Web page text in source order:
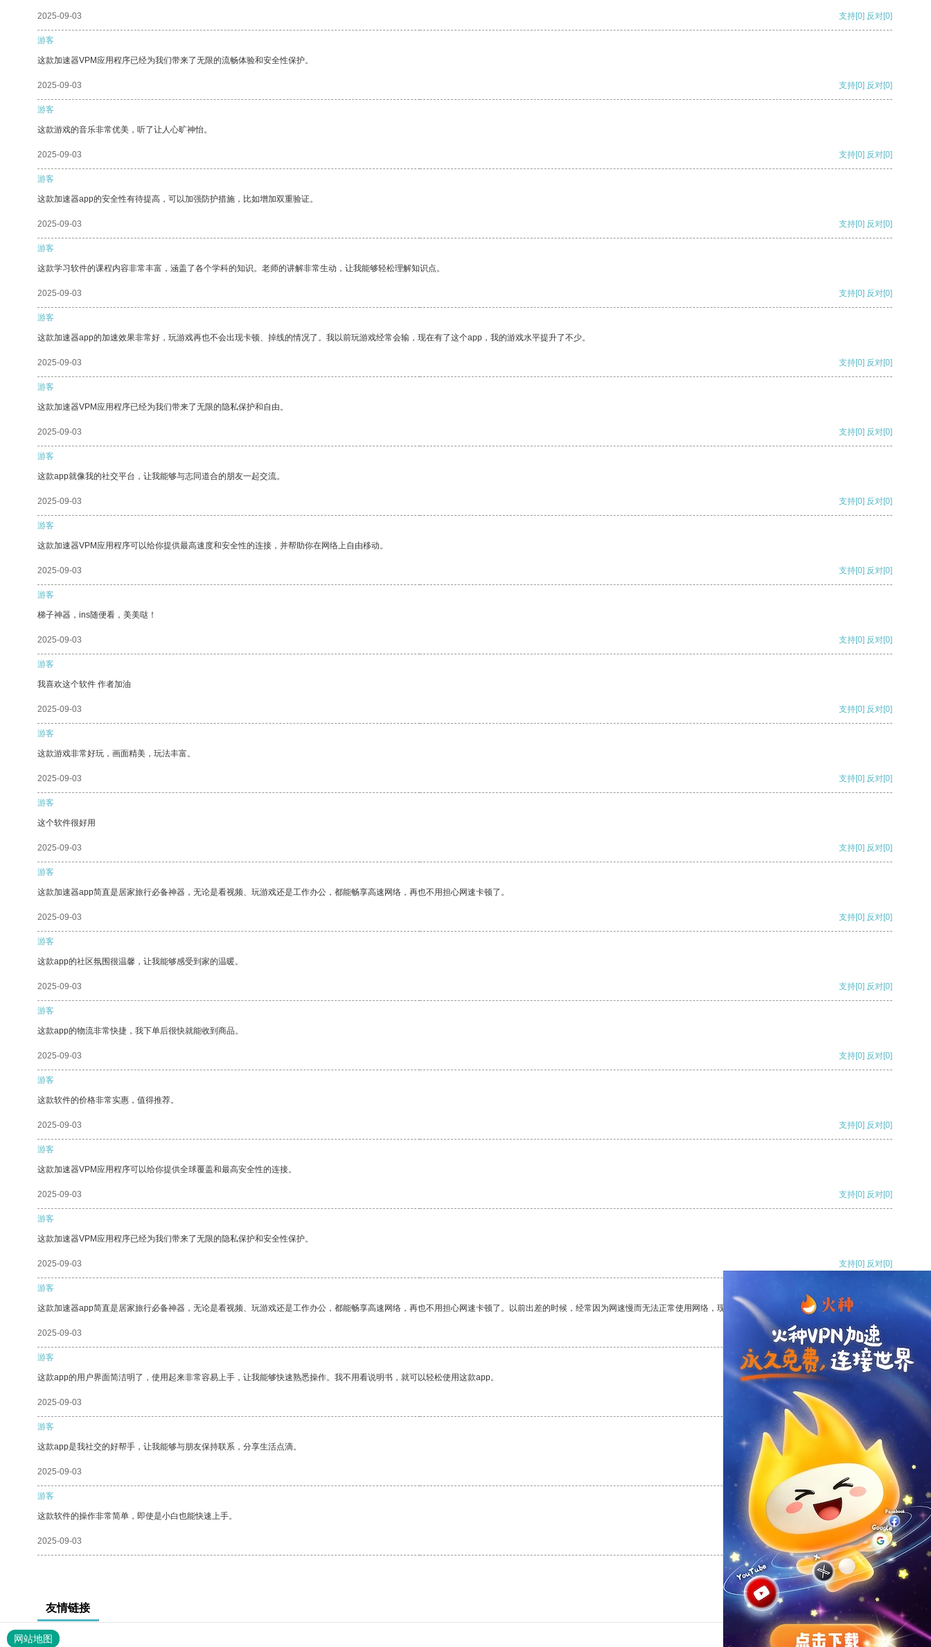
2025-09-03 支持[0] 反对[0]
游客
这款加速器VPM应用程序已经为我们带来了无限的流畅体验和安全性保护。
2025-09-03 支持[0] 反对[0]
游客
这款游戏的音乐非常优美，听了让人心旷神怡。
2025-09-03 支持[0] 反对[0]
游客
这款加速器app的安全性有待提高，可以加强防护措施，比如增加双重验证。
2025-09-03 支持[0] 反对[0]
游客
这款学习软件的课程内容非常丰富，涵盖了各个学科的知识。老师的讲解非常生动，让我能够轻松理解知识点。
2025-09-03 支持[0] 反对[0]
游客
这款加速器app的加速效果非常好，玩游戏再也不会出现卡顿、掉线的情况了。我以前玩游戏经常会输，现在有了这个app，我的游戏水平提升了不少。
2025-09-03 支持[0] 反对[0]
游客
这款加速器VPM应用程序已经为我们带来了无限的隐私保护和自由。
2025-09-03 支持[0] 反对[0]
游客
这款app就像我的社交平台，让我能够与志同道合的朋友一起交流。
2025-09-03 支持[0] 反对[0]
游客
这款加速器VPM应用程序可以给你提供最高速度和安全性的连接，并帮助你在网络上自由移动。
2025-09-03 支持[0] 反对[0]
游客
梯子神器，ins随便看，美美哒！
2025-09-03 支持[0] 反对[0]
游客
我喜欢这个软件 作者加油
2025-09-03 支持[0] 反对[0]
游客
这款游戏非常好玩，画面精美，玩法丰富。
2025-09-03 支持[0] 反对[0]
游客
这个软件很好用
2025-09-03 支持[0] 反对[0]
游客
这款加速器app简直是居家旅行必备神器，无论是看视频、玩游戏还是工作办公，都能畅享高速网络，再也不用担心网速卡顿了。
2025-09-03 支持[0] 反对[0]
游客
这款app的社区氛围很温馨，让我能够感受到家的温暖。
2025-09-03 支持[0] 反对[0]
游客
这款app的物流非常快捷，我下单后很快就能收到商品。
2025-09-03 支持[0] 反对[0]
游客
这款软件的价格非常实惠，值得推荐。
2025-09-03 支持[0] 反对[0]
游客
这款加速器VPM应用程序可以给你提供全球覆盖和最高安全性的连接。
2025-09-03 支持[0] 反对[0]
游客
这款加速器VPM应用程序已经为我们带来了无限的隐私保护和安全性保护。
2025-09-03 支持[0] 反对[0]
游客
这款加速器app简直是居家旅行必备神器，无论是看视频、玩游戏还是工作办公，都能畅享高速网络，再也不用担心网速卡顿了。以前出差的时候，经常因为网速慢而无法正常使用网络，现在有了这个app，我再也不用担心了。
2025-09-03 支持[0] 反对
游客
这款app的用户界面简洁明了，使用起来非常容易上手，让我能够快速熟悉操作。我不用看说明书，就可以轻松使用这款app。
2025-09-03 支持
游客
这款app是我社交的好帮手，让我能够与朋友保持联系，分享生活点滴。
2025-09-03 反对 [0]
游客
这款软件的操作非常简单，即使是小白也能快速上手。
2025-09-03 支持[0] 反对[0]
友情链接
网站地图